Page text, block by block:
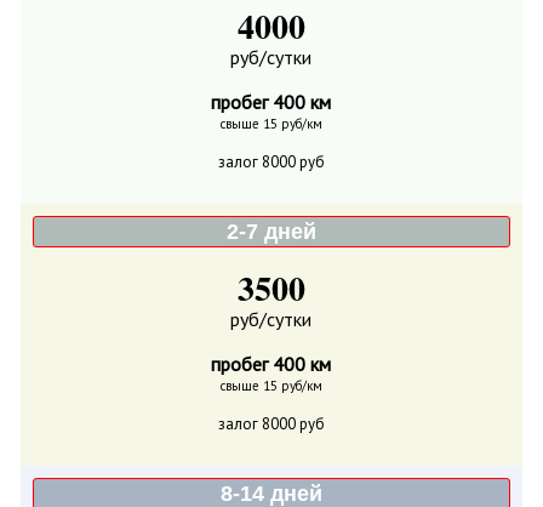
4000
руб/сутки
пробег 400 км
свыше 15 руб/км
залог 8000 руб
2-7 дней
3500
руб/сутки
пробег 400 км
свыше 15 руб/км
залог 8000 руб
8-14 дней